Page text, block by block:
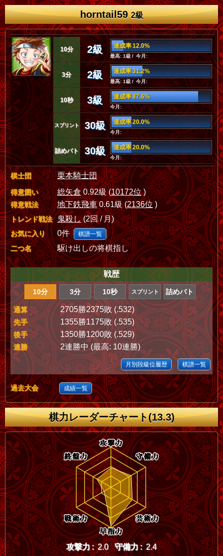
horntail592級
10分 2級 達成率 12.0%
最高: 1級 / 今月:
3分 2級 達成率 31.2%
最高: 1級 / 今月:
10秒 3級 達成率 87.6%
今月:
スプリント 30級 達成率 20.0%
今月:
詰めバト 30級 達成率 20.0%
今月:
棋士団 栗本騎士団
得意囲い 総矢倉0.92級 (10172位)
得意戦法 地下鉄飛車0.61級 (2136位)
トレンド戦法 鬼殺し(2回 / 月)
お気に入り 0件 棋譜一覧
二つ名 駆け出しの将棋指し
戦歴
10分 3分 10秒 スプリント 詰めバト
通算 2705勝2375敗 (.532)
先手 1355勝1175敗 (.535)
後手 1350勝1200敗 (.529)
連勝 2連勝中 (最高: 10連勝)
月別段級位履歴 棋譜一覧
過去大会 成績一覧
棋力レーダーチャート(13.3)
攻撃力 : 2.0 守備力 : 2.4